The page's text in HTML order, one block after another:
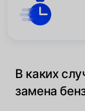
В каких
замена